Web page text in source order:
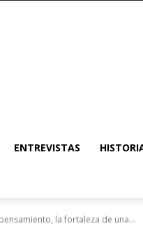
ENTREVISTAS
la fortaleza de una...